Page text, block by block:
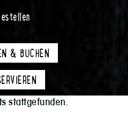
& BUCHEN
stattgefunden.